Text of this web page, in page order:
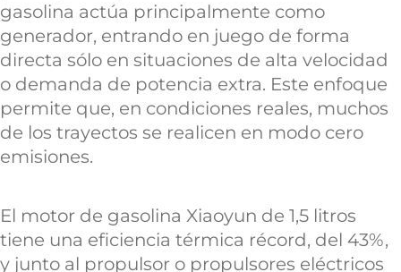
gasolina actúa principalmente como
generador, entrando en juego de forma
directa sólo en situaciones de alta velocidad
o demanda de potencia extra. Este enfoque
permite que, en condiciones reales, muchos
de los trayectos se realicen en modo cero
emisiones.
El motor de gasolina Xiaoyun de 1,5 litros
tiene una eficiencia térmica récord, del 43%,
y junto al propulsor o propulsores eléctricos